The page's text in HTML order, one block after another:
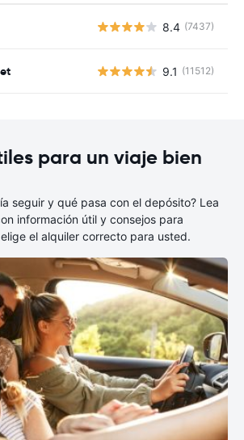
8.4 (7437)
9.1 (11512)
para un viaje bien
seguir y qué pasa con el depósito? Lea
información útil y consejos para
el alquiler correcto para usted.